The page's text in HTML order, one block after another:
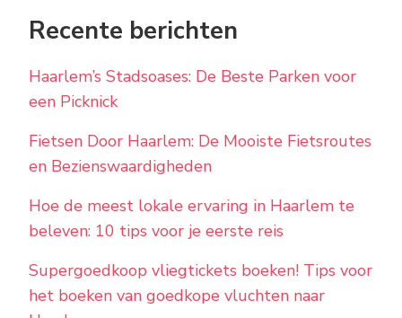
Recente berichten
Haarlem’s Stadsoases: De Beste Parken voor
een Picknick
Fietsen Door Haarlem: De Mooiste Fietsroutes
en Bezienswaardigheden
Hoe de meest lokale ervaring in Haarlem te
beleven: 10 tips voor je eerste reis
Supergoedkoop vliegtickets boeken! Tips voor
het boeken van goedkope vluchten naar